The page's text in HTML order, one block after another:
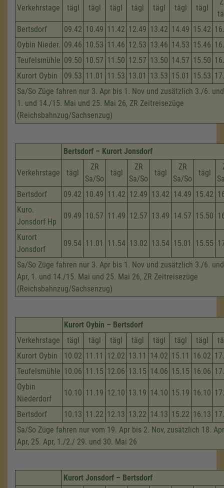
Verkehrstage tägl tägl tägl tägl tägl tägl tägl
Bertsdorf
09.42 10.49 11.42 12.49 13.42 14.49 15.42
Oybin Nieder. 09.46 10.53 11.46 12.53 13.46 14.53 15.46
Teufelsmühle 09.50 10.57 11.50 12.57 13.50 14.57 15.50
Kurort Oybin
09.53 11.01 11.53 13.01 13.53 15.01 15.53
Sa/So Züge fahren nur 3. Apr bis 1. Nov und zusätzlich 3./6.
1. und 14./15. Mai und 25. Mai 26, ZR Zeitreisezüge
(Reichsbahnzug/Sachsenzug)
Bertsdorf – Kurort Jonsdorf
Verkehrstage tägl
ZR
Sa/So
tägl
ZR
Sa/So
tägl
ZR
Sa/So
tägl
Bertsdorf
09.42 10.49 11.42 12.49 13.42 14.49 15.42
Kuro.
Jonsdorf Hp
09.49 10.57 11.49 12.57 13.49 14.57 15.50
Kurort
Jonsdorf
09.54 11.01 11.54 13.02 13.54 15.01 15.55
Sa/So Züge fahren nur 3. Apr bis 1. Nov und zusätzlich 3./6.
Apr, 1. und 14./15. Mai und 25. Mai 26, ZR Zeitreisezüge
(Reichsbahnzug/Sachsenzug)
Kurort Oybin – Bertsdorf
Verkehrstage
tägl tägl tägl tägl tägl tägl tägl
Kurort Oybin
10.02 11.11 12.02 13.11 14.02 15.11 16.02
Teufelsmühle 10.06 11.15 12.06 13.15 14.06 15.15 16.06
Oybin
Niederdorf
10.10 11.19 12.10 13.19 14.10 15.19 16.10
Bertsdorf 10.13 11.22 12.13 13.22 14.13 15.22 16.13
Sa/So Züge fahren nur vom 19. Apr bis 2. Nov, zusätzlich 18.
Apr, 25. Apr, 1./2./ 29. und 30. Mai 26
Kurort Jonsdorf – Bertsdorf